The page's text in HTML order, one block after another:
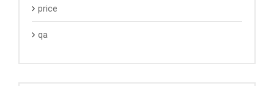
price
qa